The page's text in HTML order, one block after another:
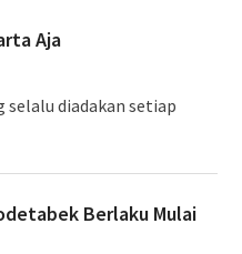
Aja
selalu diadakan setiap
Berlaku Mulai